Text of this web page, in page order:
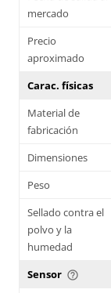
mercado
Precio
aproximado
Carac. físicas
Material de
fabricación
Dimensiones
Peso
Sellado contra el
polvo y la
humedad
Sensor help_outline